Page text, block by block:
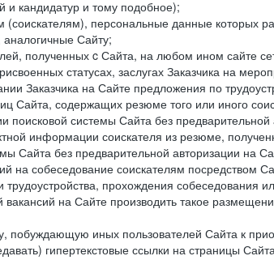
и кандидатур и тому подобное);
(соискателям), персональные данные
Сайту;
полученных c Сайта, на любом ином сайте
статусах, заслугах Заказчика на
Заказчика на Сайте предложения по
Сайта, содержащих резюме того или иного
системы Сайта без предварительной
информации соискателя из резюме,
Сайта без предварительной авторизации на
на собеседование соискателям посредством
прохождения собеседования
на Сайте производить такое
иных пользователей Сайта к
гипертекстовые ссылки на страницы